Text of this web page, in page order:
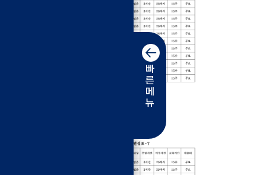
빠
른
메
뉴